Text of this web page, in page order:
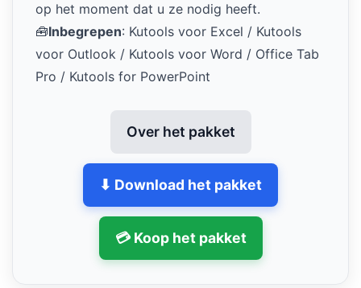
op het moment dat u ze nodig heeft.
🧰Inbegrepen: Kutools voor Excel / Kutools
voor Outlook / Kutools voor Word / Office Tab
Pro / Kutools for PowerPoint
Over het pakket
⬇ Download het pakket
💳 Koop het pakket